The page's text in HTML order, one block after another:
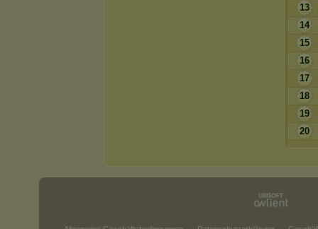
13
14
15
16
17
18
19
20